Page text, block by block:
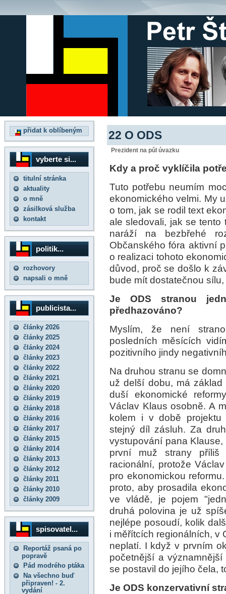
přidat k oblíbeným
vyberte si...
titulní stránka
aktuality
o mně
zásilková služba
kontakt
politik...
rozhovory
napsali o mně
publicista...
články 2026
články 2025
články 2024
články 2023
články 2022
články 2021
články 2020
články 2019
články 2018
články 2016
články 2017
články 2015
články 2014
články 2013
články 2012
články 2011
články 2010
články 2009
spisovatel...
Reportáž psaná po
popravě
Pád modrého ptáka
Na všechno buď
připraven! - 2.
vydání
22 O ODS
Prezident na půl úvazku
Kdy a proč vyklíčila
Tuto potřebu neumím
ekonomického velmi. My
o tom, jak se rodil text
ale sledovali, jak se tento
naráží na bezbřehé
Občanského fóra aktivní
o realizaci tohoto
důvod, proč se došlo k
bude mít dostatečnou
Je ODS stranou
předhazováno?
Myslím, že není
posledních měsících
pozitivního jindy
Na druhou stranu se
už delší dobu, má
duší ekonomické
Václav Klaus osobně. A
kolem i v době projektu
stejný díl zásluh. Za
vystupování pana
první muž strany
racionální, protože
pro ekonomickou
proto, aby prosadila
ve vládě, je pojem
druhá polovina je už
nejlépe posoudí, kolik
i měřítcích regionálních, v
neplatí. I když v prvním
početnější a
se postavil do jejího čela,
Je ODS konzervativní